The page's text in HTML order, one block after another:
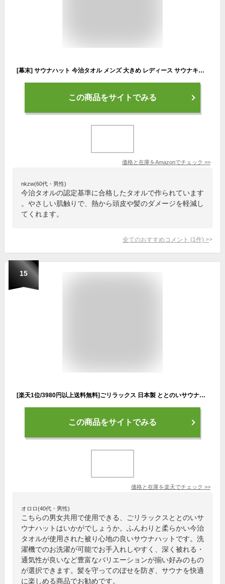
[幕末] サウナハット 今治タオル メンズ 大きめ レディース サウナキャップ 日本製 今治 ブランド 認定 帽子 サウナグッズ (JP, アルファベット, L, ブラック)
この商品をサイトでみる
価格と在庫をAmazonでチェック >>
nkzw(60代・男性)
今治タオルの認定基準に合格したタオルで作られています
。やさしい肌触りで、熱から頭皮や髪のダメージを軽減し
てくれます。
全てのおすすめコメント (1 件) >
15
[楽天1位/3980円以上送料無料]ごリラックス 日本製 ととのいサウナハット おしゃれ 今治タオル 今治 サウナハット サウナマット サウナタオル サウナセット ごりら ゴリラ 抗菌 防臭 速乾 サウナ ハット キャップ 帽子 タオル マット メンズ レディース 男女兼用 ギフト 銭湯
この商品をサイトでみる
価格と在庫を楽天でチェック >>
オロロ(40代・男性)
こちらの男女共用で使用できる、ごリラックスととのいサ
ウナハットはいかがでしょうか。ふんわりと柔らかい今治
タオルが使用された被り心地の良いサウナハットです。洗
濯機でのお洗濯が可能でお手入れしやすく、深く被れる・
通気性が良いなど豊富なバリエーションが揃い好みのもの
が選択できます。髪を守ってのぼせを防ぎ、サウナを快適
に楽しめる商品でお勧めです。